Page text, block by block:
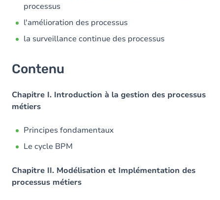
processus
l'amélioration des processus
la surveillance continue des processus
Contenu
Chapitre I. Introduction à la gestion des processus
métiers
Principes fondamentaux
Le cycle BPM
Chapitre II. Modélisation et Implémentation des
processus métiers